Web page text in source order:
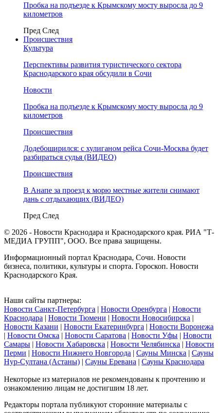
Пробка на подъезде к Крымскому мосту выросла до 9
километров
Пред След
Происшествия
Культура
Перспективы развития туристического сектора
Краснодарского края обсудили в Сочи
Новости
Пробка на подъезде к Крымскому мосту выросла до 9
километров
Происшествия
Додебоширился: с хулиганом рейса Сочи-Москва будет
разбираться судья (ВИДЕО)
Происшествия
В Анапе за проезд к морю местные жители снимают
дань с отдыхающих (ВИДЕО)
Пред След
© 2026 - Новости Краснодара и Краснодарского края. РИА "Т-
МЕДИА ГРУПП", ООО. Все права защищены.
Информационный портал Краснодара, Сочи. Новости
бизнеса, политики, культуры и спорта. Гороскоп. Новости
Краснодарского Края.
Наши сайты партнеры:
Новости Санкт-Петербурга | Новости Оренбурга | Новости
Краснодара | Новости Тюмени | Новости Новосибирска |
Новости Казани | Новости Екатеринбурга | Новости Воронежа
| Новости Омска | Новости Саратова | Новости Уфы | Новости
Самары | Новости Хабаровска | Новости Челябинска | Новости
Перми | Новости Нижнего Новгорода | Сауны Минска | Сауны
Нур-Султана (Астаны) | Сауны Еревана | Сауны Краснодара
Некоторые из материалов не рекомендованы к прочтению и
ознакомлению лицам не достигшим 18 лет.
Редакторы портала публикуют сторонние материалы с